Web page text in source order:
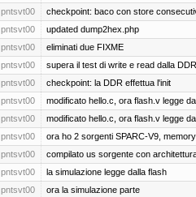
pntsvt00 checkpoint: baco con store
pntsvt00 updated dump2hex.php
pntsvt00 eliminati due FIXME
pntsvt00 supera il test di write e read dalla DDR
pntsvt00 checkpoint: la DDR effettua l'init
pntsvt00 modificato hello.c, ora flash.v legge
pntsvt00 modificato hello.c, ora flash.v legge
pntsvt00 ora ho 2 sorgenti SPARC-V9,
pntsvt00 compilato us sorgente con
pntsvt00 la simulazione legge dalla flash
pntsvt00 ora la simulazione parte